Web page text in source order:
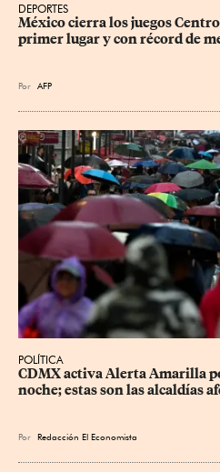
DEPORTES
México cierra los juegos
primer lugar y con récord de
Por AFP
POLÍTICA
CDMX activa Alerta Amarilla
noche; estas son las alcaldías
Por Redacción El Economista